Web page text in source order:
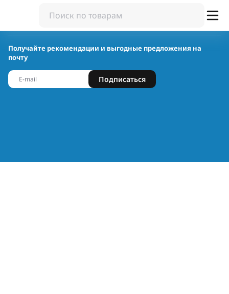
Получайте рекомендации и выгодные предложения на
почту
Подписаться